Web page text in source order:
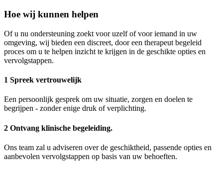
Hoe wij kunnen helpen
Of u nu ondersteuning zoekt voor uzelf of voor iemand in uw
omgeving, wij bieden een discreet, door een therapeut begeleid
proces om u te helpen inzicht te krijgen in de geschikte opties en
vervolgstappen.
1 Spreek vertrouwelijk
Een persoonlijk gesprek om uw situatie, zorgen en doelen te
begrijpen - zonder enige druk of verplichting.
2 Ontvang klinische begeleiding.
Ons team zal u adviseren over de geschiktheid, passende opties en
aanbevolen vervolgstappen op basis van uw behoeften.